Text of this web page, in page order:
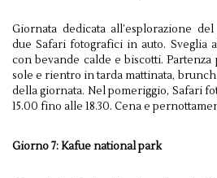
Giornata dedicata all’esplorazione
due Safari fotografici in auto. Sveglia
con bevande calde e biscotti.
sole e rientro in tarda mattinata,
della giornata. Nel pomeriggio, Safari
15.00 fino alle 18.30. Cena e
Giorno 7: Kafue national park